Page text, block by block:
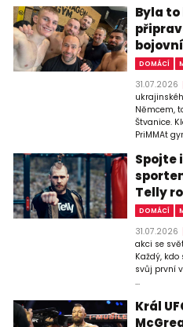
Byla
DOMÁCÍ
31.07.2026
Němcem,
Štvanice.
PriMMAt
Spojte
Telly
DOMÁCÍ
31.07.2026
akci se
Každý,
svůj první
...
Král